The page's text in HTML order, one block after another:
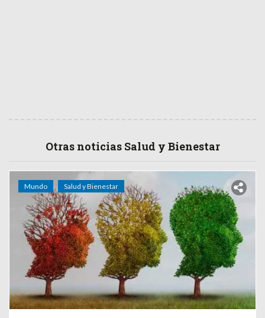
Otras noticias Salud y Bienestar
Mundo Salud y Bienestar